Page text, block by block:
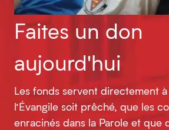
Faites un don
aujourd'hui
Les fonds servent directement
l’Évangile soit prêché, que les
enracinés dans la Parole et que